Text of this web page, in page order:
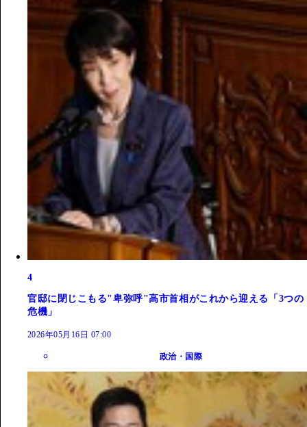
4
官邸に閉じこもる"卑弥呼"高市首相がこれから迎える「3つの
危機」
2026年05月16日 07:00
政治・国際